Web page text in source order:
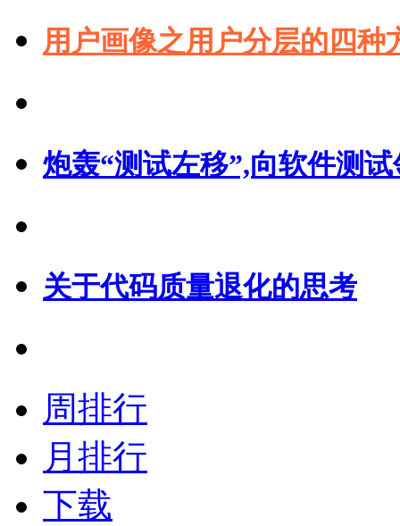
用户画像之用户分层的四种
炮轰“测试左移”,向软件测
关于代码质量退化的思考
周排行
月排行
下载